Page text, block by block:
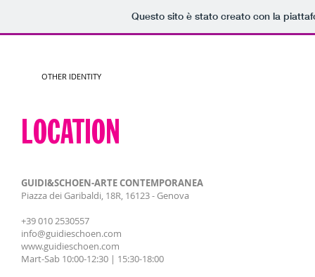
Questo sito è stato creato con la
OTHER IDENTITY
LOCATION
GUIDI&SCHOEN-ARTE CONTEMPORANEA
Piazza dei Garibaldi, 18R, 16123 - Genova
+39 010 2530557
info@guidieschoen.com
www.guidieschoen.com
Mart-Sab 10:00-12:30 | 15:30-18:00